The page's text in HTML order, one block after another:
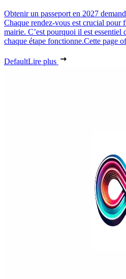
Obtenir un passeport en 2027
Chaque rendez-vous est crucial pour
mairie. C’est pourquoi il est essentiel
chaque étape fonctionne.Cette page
DefaultLire plus